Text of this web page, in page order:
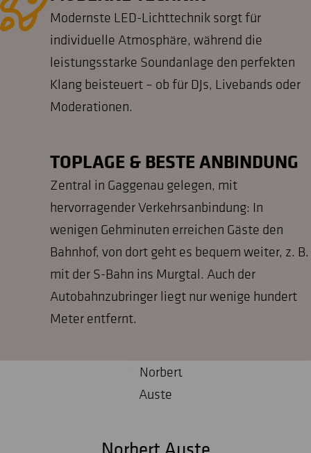
Modernste LED-Lichttechnik sorgt für
individuelle Atmosphäre, während die
leistungsstarke Soundanlage den perfekten
Klang beisteuert – ob für DJs, Livebands oder
Moderationen.
TOPLAGE & BESTE ANBINDUNG
Zentral in Gaggenau gelegen, mit
hervorragender Verkehrsanbindung: In
wenigen Gehminuten erreichen Gäste den
Bahnhof, von dort geht es bequem weiter, z. B.
mit der S-Bahn ins Murgtal. Auch der
Autobahnzubringer liegt nur wenige hundert
Meter entfernt.
Norbert Auste